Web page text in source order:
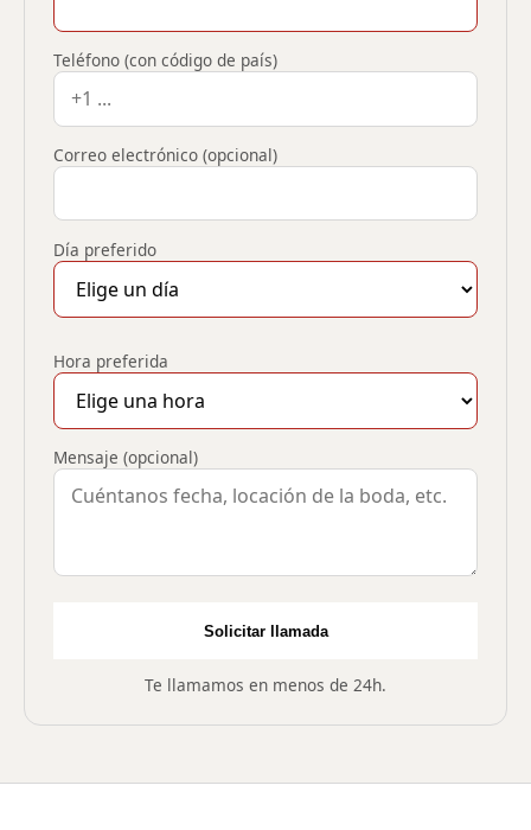
Teléfono (con código de país)
Correo electrónico (opcional)
Día preferido
Hora preferida
Mensaje (opcional)
Solicitar llamada
Te llamamos en menos de 24h.